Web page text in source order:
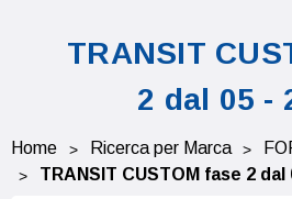
TRANSIT
2 dal 05 -
Home Ricerca per Marca
TRANSIT CUSTOM fase 2 dal